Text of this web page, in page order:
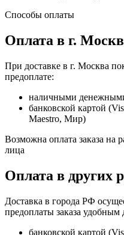
Способы оплаты
Оплата в г.
При доставке в г. Москва
предоплате:
наличными
банковской картой
Maestro, Мир)
Возможна оплата заказа на
лица
Оплата в других
Доставка в города РФ
предоплаты заказа удобным
банковской картой